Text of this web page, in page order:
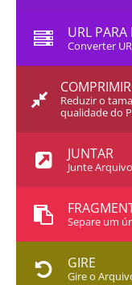
URL
Converter
COMPRIMIR
Reduzir o
qualidade do
JUNTAR
Junte
Separe um
GIRE
Gire o